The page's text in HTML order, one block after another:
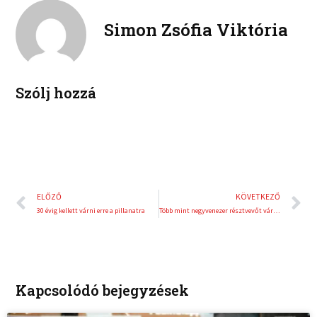
o
k
n
r
Simon Zsófia Viktória
Szólj hozzá
Előző
ELŐZŐ
30 évig kellett várni erre a pillanatra
KÖVETKEZŐ
Több mint negyvenezer résztvevőt várnak a Vienna City Marathonra
Kapcsolódó bejegyzések